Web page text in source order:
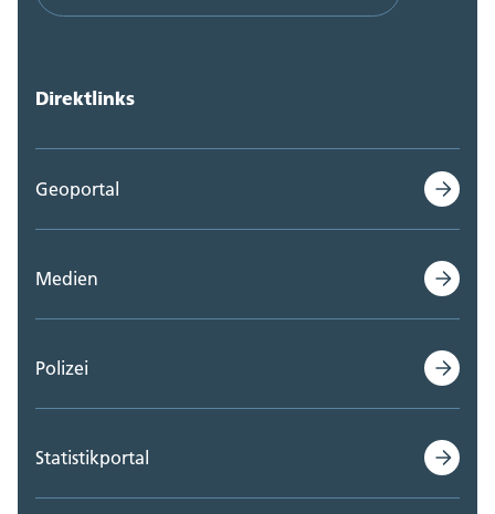
Direktlinks
Geoportal
Medien
Polizei
Statistikportal